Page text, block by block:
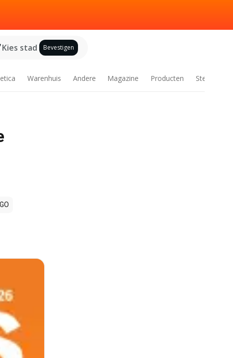
Kies stad Bevestigen
Warenhuis Andere Magazine Producten Steden